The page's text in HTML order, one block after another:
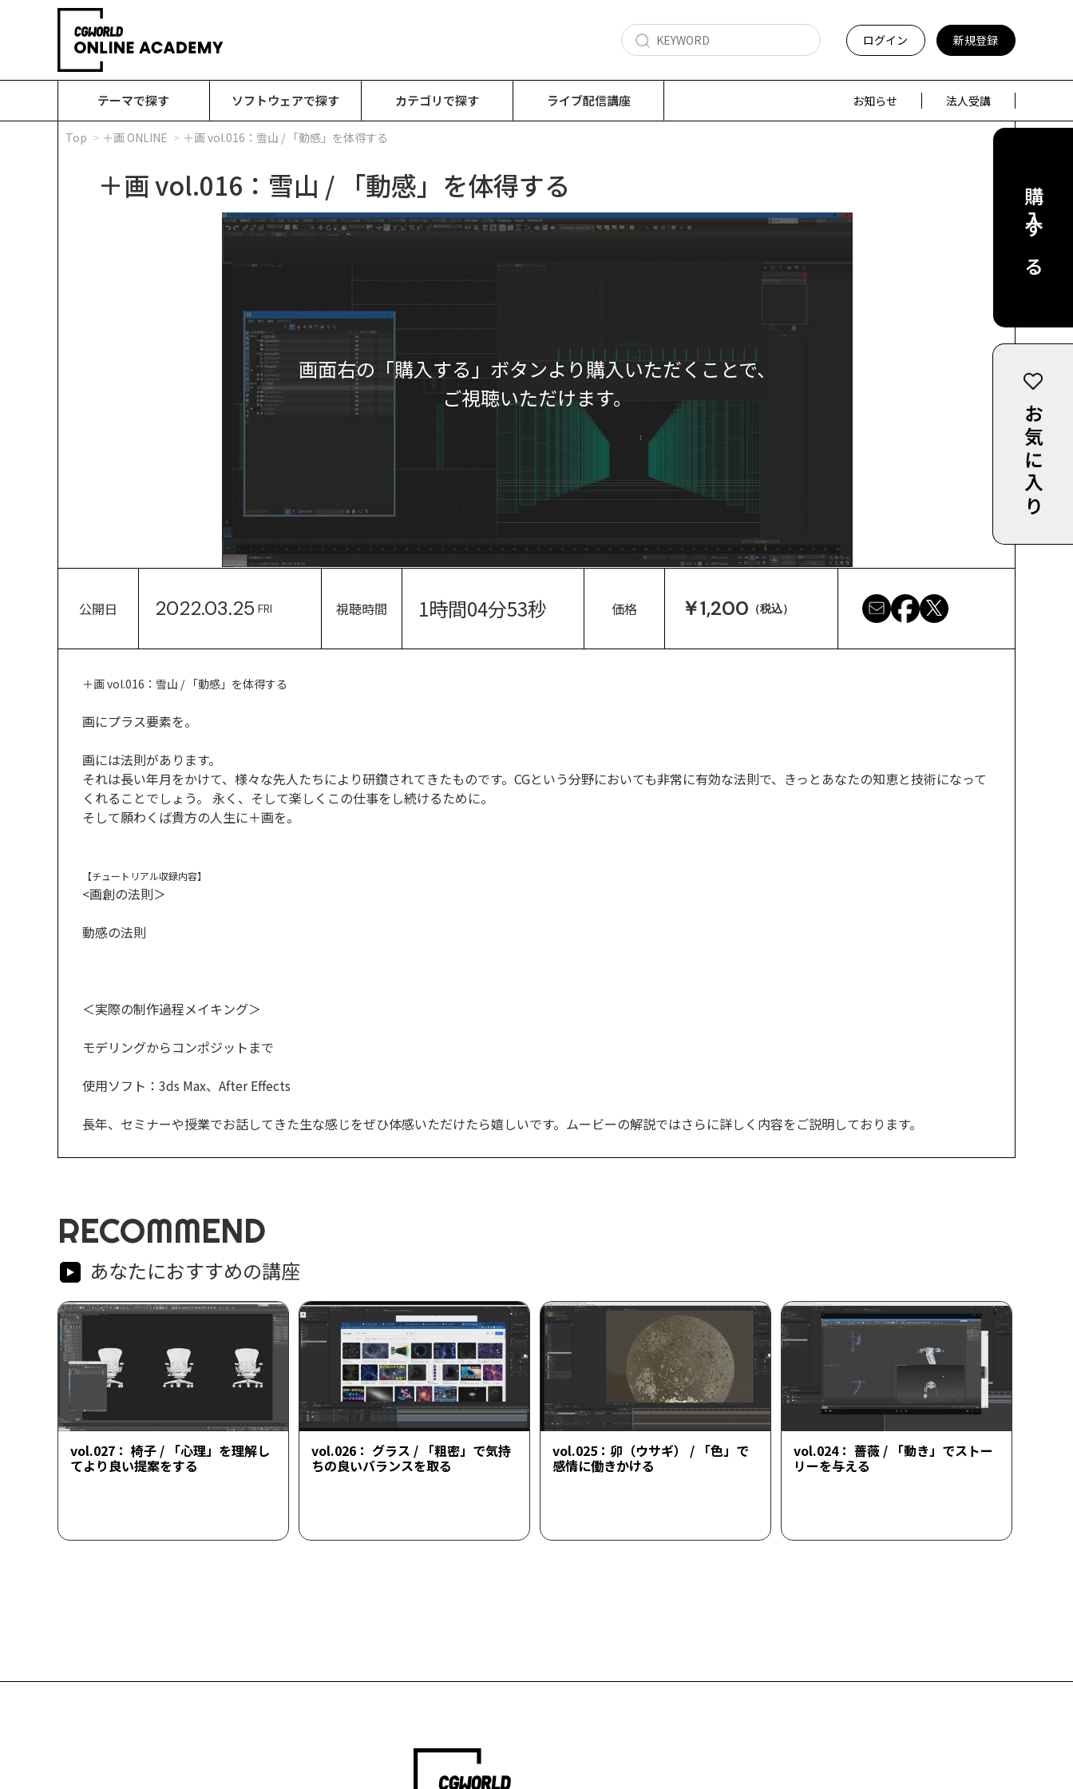
ログイン 新規登録
テーマで探す ソフトウェアで探す カテゴリで探す ライブ配信講座 お知らせ 法人受講
Top ＋画 ONLINE ＋画 vol.016：雪山 / 「動感」を体得する
＋画 vol.016：雪山 / 「動感」を体得する
画面右の「購入する」ボタンより購入いただくことで、
ご視聴いただけます。
購入する
お気に入り
公開日 2022.03.25 FRI 視聴時間 1時間04分53秒 価格 ￥1,200 （税込）
＋画 vol.016：雪山 / 「動感」を体得する
画にプラス要素を。
画には法則があります。
それは長い年月をかけて、様々な先人たちにより研鑽されてきたものです。CGという分野においても非常に有効な法則で、きっとあなたの知恵と技術になって
くれることでしょう。 永く、そして楽しくこの仕事をし続けるために。
そして願わくば貴方の人生に＋画を。
【チュートリアル収録内容】
<画創の法則＞
動感の法則
＜実際の制作過程メイキング＞
モデリングからコンポジットまで
使用ソフト：3ds Max、After Effects
長年、セミナーや授業でお話してきた生な感じをぜひ体感いただけたら嬉しいです。ムービーの解説ではさらに詳しく内容をご説明しております。
RECOMMEND
あなたにおすすめの講座
vol.027： 椅子 / 「心理」を理解し
てより良い提案をする
vol.026： グラス / 「粗密」で気持
ちの良いバランスを取る
vol.025：卯（ウサギ） / 「色」で
感情に働きかける
vol.024： 薔薇 / 「動き」でストー
リーを与える